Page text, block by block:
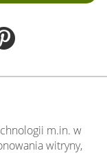
m.in. w
witryny,
2026,